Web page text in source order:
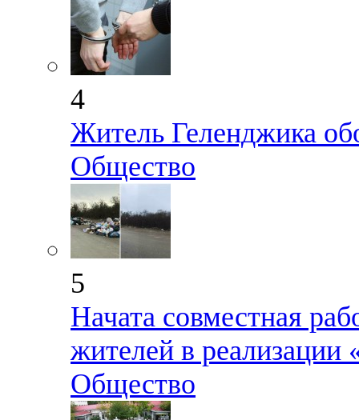
4
Житель Геленджика
Общество
5
Начата совместная
жителей в
Общество